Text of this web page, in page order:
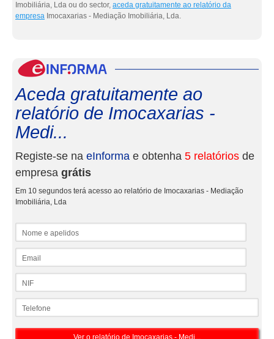
Imobiliária, Lda ou do sector, aceda gratuitamente ao relatório da
empresa Imocaxarias - Mediação Imobiliária, Lda.
Aceda gratuitamente ao
relatório de Imocaxarias -
Medi...
Registe-se na eInforma e obtenha 5 relatórios de
empresa grátis
Em 10 segundos terá acesso ao relatório de Imocaxarias - Mediação
Imobiliária, Lda